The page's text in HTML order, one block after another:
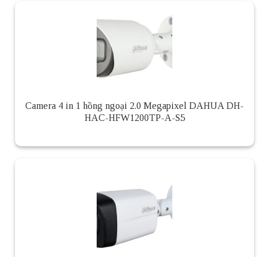
Camera 4 in 1 hồng ngoại 2.0 Megapixel DAHUA DH-
HAC-HFW1200TP-A-S5